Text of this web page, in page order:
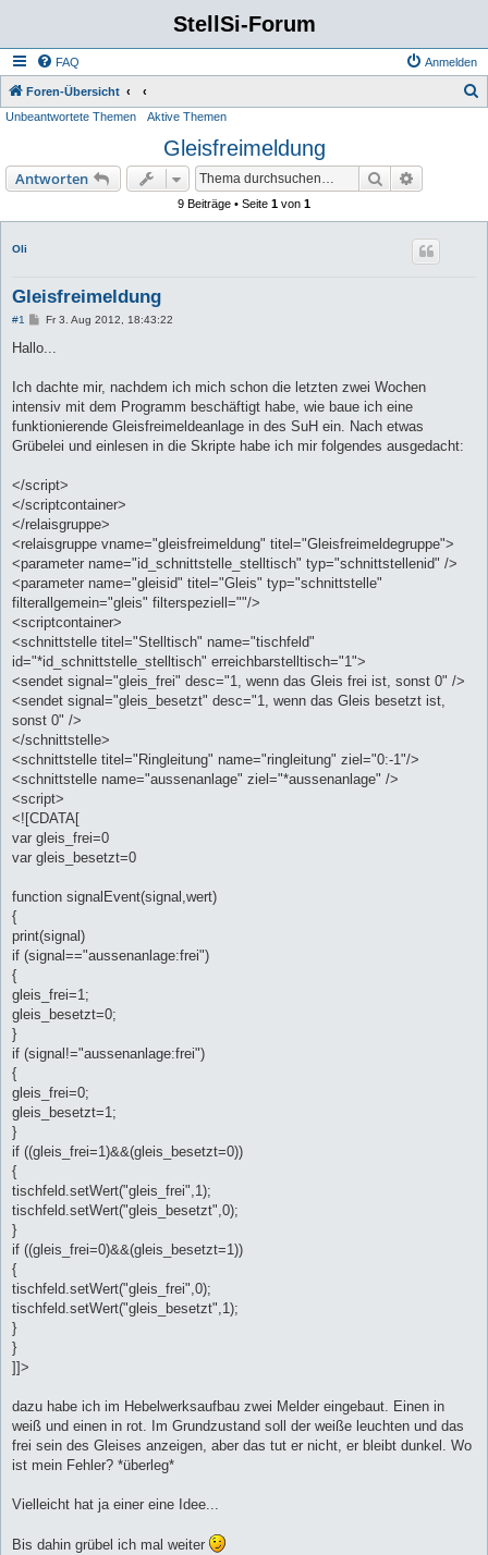
StellSi-Forum
FAQ Anmelden
Foren-Übersicht
Unbeantwortete Themen Aktive Themen
Gleisfreimeldung
Antworten Suche
9 Beiträge • Seite 1 von 1
Oli
Gleisfreimeldung
#1
B
i
a
Fr 3. Aug 2012, 18:43:22
Hallo...
Ich dachte mir, nachdem ich mich schon die letzten zwei Wochen
intensiv mit dem Programm beschäftigt habe, wie baue ich eine
funktionierende Gleisfreimeldeanlage in des SuH ein. Nach etwas
Grübelei und einlesen in die Skripte habe ich mir folgendes ausgedacht:
</script>
</scriptcontainer>
</relaisgruppe>
<relaisgruppe vname="gleisfreimeldung" titel="Gleisfreimeldegruppe">
<parameter name="id_schnittstelle_stelltisch" typ="schnittstellenid" />
<parameter name="gleisid" titel="Gleis" typ="schnittstelle"
filterallgemein="gleis" filterspeziell=""/>
<scriptcontainer>
<schnittstelle titel="Stelltisch" name="tischfeld"
id="*id_schnittstelle_stelltisch" erreichbarstelltisch="1">
<sendet signal="gleis_frei" desc="1, wenn das Gleis frei ist, sonst 0" />
<sendet signal="gleis_besetzt" desc="1, wenn das Gleis besetzt ist,
sonst 0" />
</schnittstelle>
<schnittstelle titel="Ringleitung" name="ringleitung" ziel="0:-1"/>
<schnittstelle name="aussenanlage" ziel="*aussenanlage" />
<script>
<![CDATA[
var gleis_frei=0
var gleis_besetzt=0
function signalEvent(signal,wert)
{
print(signal)
if (signal=="aussenanlage:frei")
{
gleis_frei=1;
gleis_besetzt=0;
}
if (signal!="aussenanlage:frei")
{
gleis_frei=0;
gleis_besetzt=1;
}
if ((gleis_frei=1)&&(gleis_besetzt=0))
{
tischfeld.setWert("gleis_frei",1);
tischfeld.setWert("gleis_besetzt",0);
}
if ((gleis_frei=0)&&(gleis_besetzt=1))
{
tischfeld.setWert("gleis_frei",0);
tischfeld.setWert("gleis_besetzt",1);
}
}
]]>
dazu habe ich im Hebelwerksaufbau zwei Melder eingebaut. Einen in
weiß und einen in rot. Im Grundzustand soll der weiße leuchten und das
frei sein des Gleises anzeigen, aber das tut er nicht, er bleibt dunkel. Wo
ist mein Fehler? *überleg*
Vielleicht hat ja einer eine Idee...
Bis dahin grübel ich mal weiter